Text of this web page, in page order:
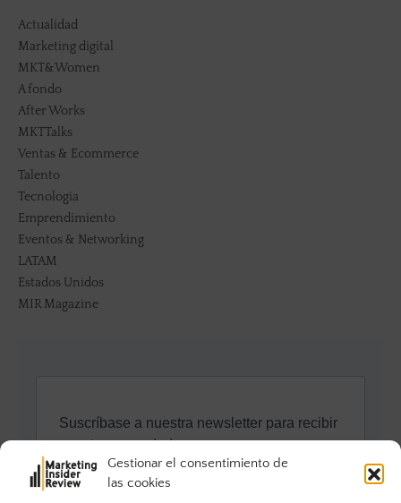
Gestionar el consentimiento de
las cookies
Actualidad
Marketing digital
MKT&Women
A fondo
After Works
MKTTalks
Ventas & Ecommerce
Talento
Tecnología
Emprendimiento
Eventos & Networking
LATAM
Estados Unidos
MIR Magazine